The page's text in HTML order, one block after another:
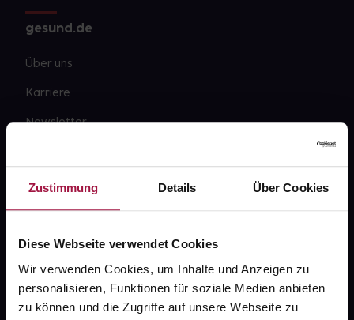
Zustimmung Details Über Cookies
Diese Webseite verwendet Cookies
Wir verwenden Cookies, um Inhalte und Anzeigen zu
personalisieren, Funktionen für soziale Medien anbieten
zu können und die Zugriffe auf unsere Webseite zu
gesund.de
Über uns
Karriere
Newsletter
PAYBACK
gesund-versorger.de
Sanitätshäuser
Datenschutz